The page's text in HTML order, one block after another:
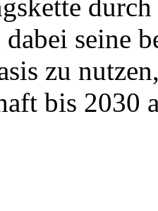
seine
zu
bis 2030